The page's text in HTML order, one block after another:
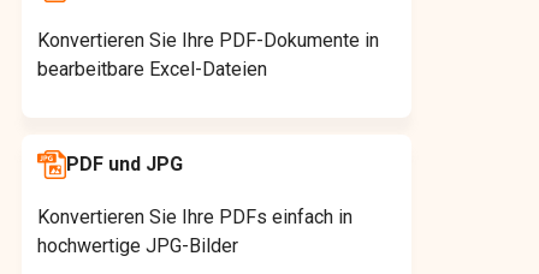
Konvertieren Sie Ihre PDF-Dokumente in
bearbeitbare Excel-Dateien
PDF und JPG
Konvertieren Sie Ihre PDFs einfach in
hochwertige JPG-Bilder